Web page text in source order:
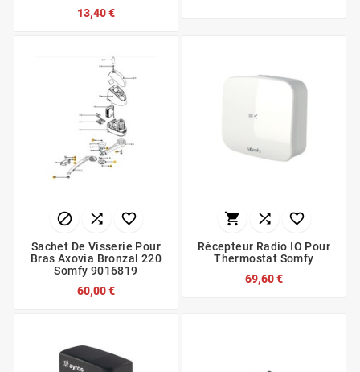
13,40 €
  
Sachet De Visserie Pour
Bras Axovia Bronzal 220
Somfy 9016819
60,00 €
  
Récepteur Radio IO Pour
Thermostat Somfy
69,60 €